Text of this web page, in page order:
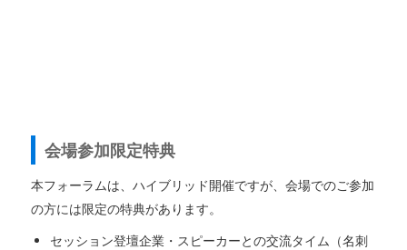
会場参加限定特典
本フォーラムは、ハイブリッド開催ですが、会場でのご参加
の方には限定の特典があります。
セッション登壇企業・スピーカーとの交流タイム（名刺